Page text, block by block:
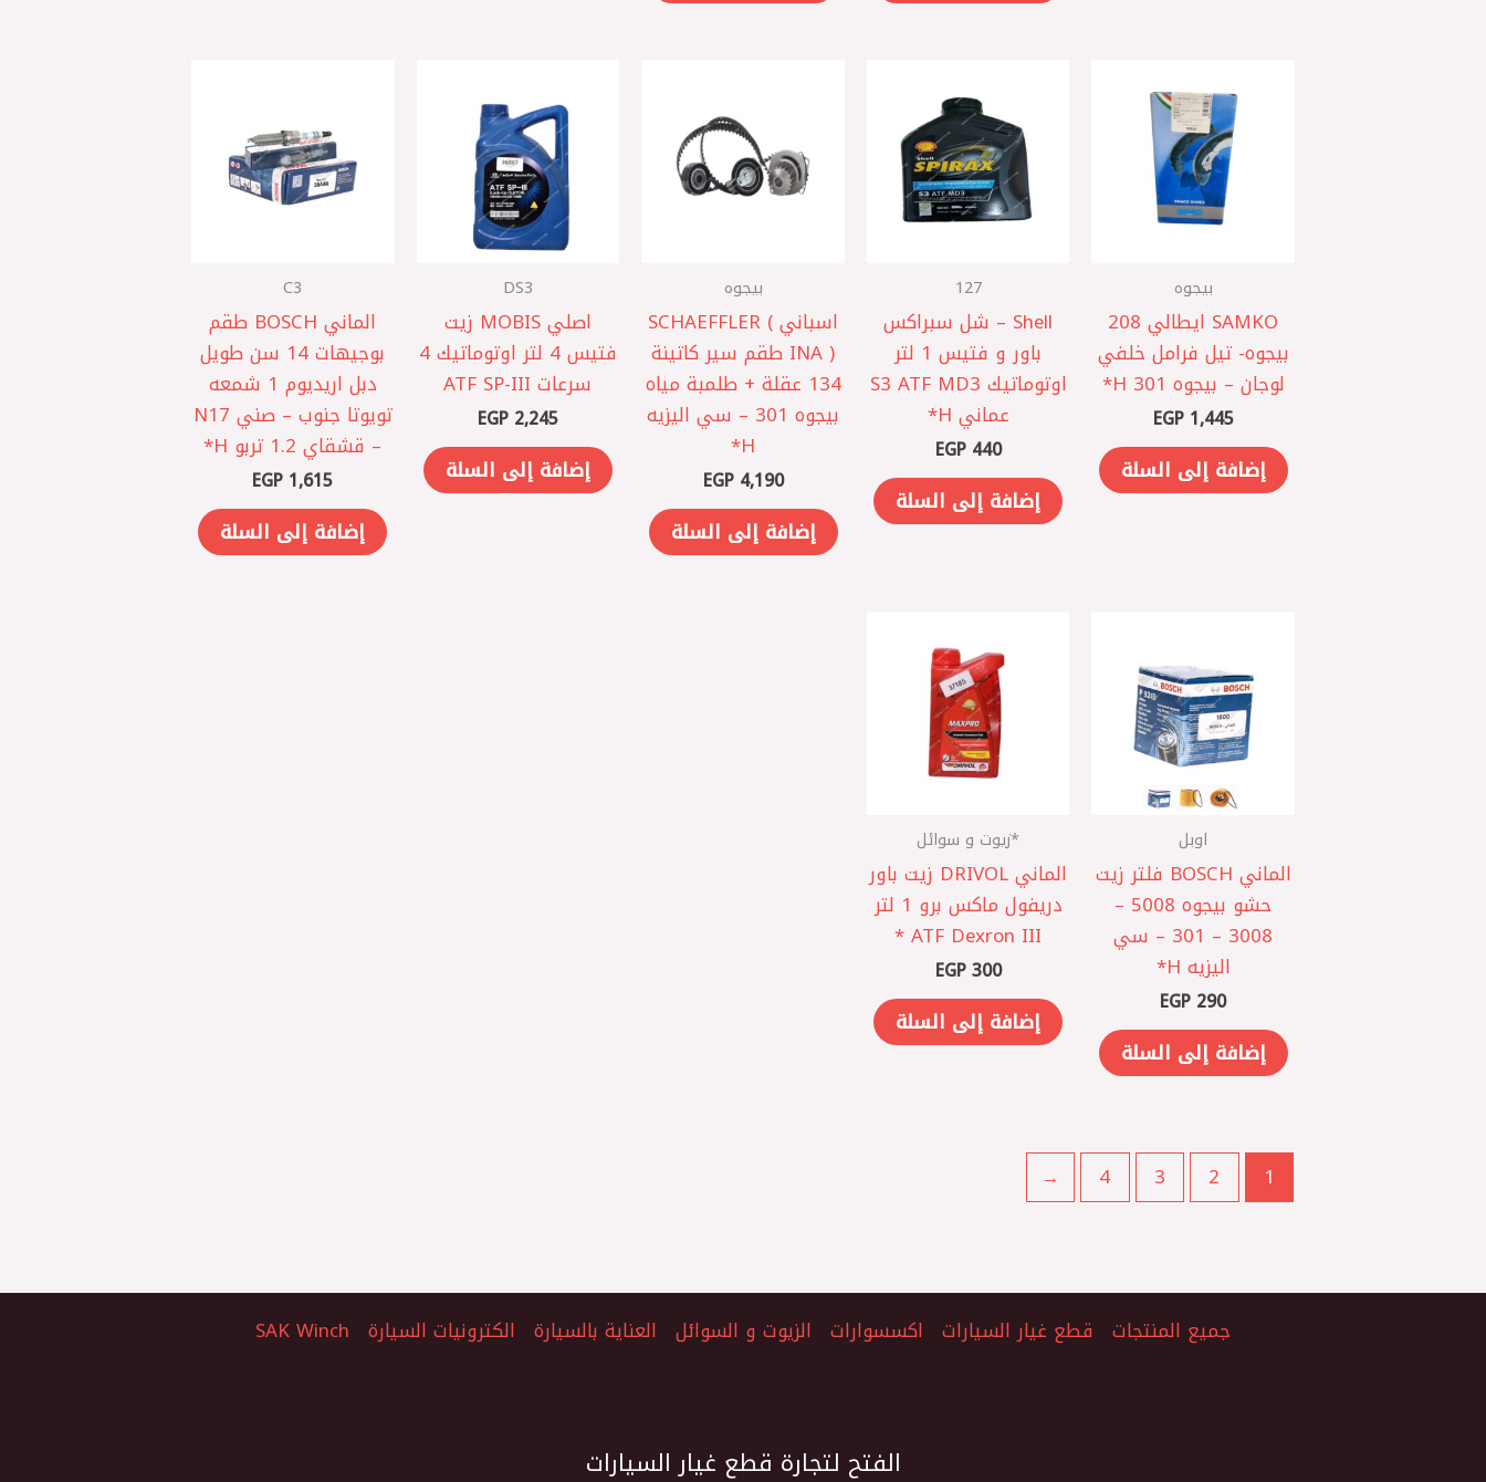
بيجوه
SAMKO ايطالي 208
‎بيجوه-‎ تيل فرامل خلفي
لوجان – بيجوه 301 H*
EGP1,445
إضافة إلى السلة
127
Shell – شل سبراكس
باور و فتيس 1 لتر
اوتوماتيك S3 ATF MD3
عماني H*
EGP440
إضافة إلى السلة
بيجوه
اسباني SCHAEFFLER (
INA ) طقم سير كاتينة
134 عقلة + طلمبة مياه
بيجوه 301 – سي اليزيه
H*
EGP4,190
إضافة إلى السلة
DS3
اصلي MOBIS زيت
فتيس 4 لتر اوتوماتيك 4
سرعات ATF SP-III
EGP2,245
إضافة إلى السلة
C3
الماني BOSCH طقم
بوجيهات 14 سن طويل
دبل اريديوم 1 شمعه
تويوتا جنوب – صني N17
– قشقاي 1.2 تربو ‏H*
EGP 1,615
إضافة إلى السلة
اوبل
الماني BOSCH فلتر زيت
حشو بيجوه 5008 –
3008 – 301 – سي
اليزيه H*
EGP 290
إضافة إلى السلة
*زيوت و سوائل
الماني DRIVOL زيت باور
دريفول ماكس برو 1 لتر
ATF Dexron III *
EGP300
إضافة إلى السلة
1
2
3
4
←
جميع المنتجات قطع غيار السيارات اكسسوارات الزيوت و السوائل العناية بالسيارة الكترونيات السيارة SAK Winch
الفتح لتجارة قطع غيار السيارات